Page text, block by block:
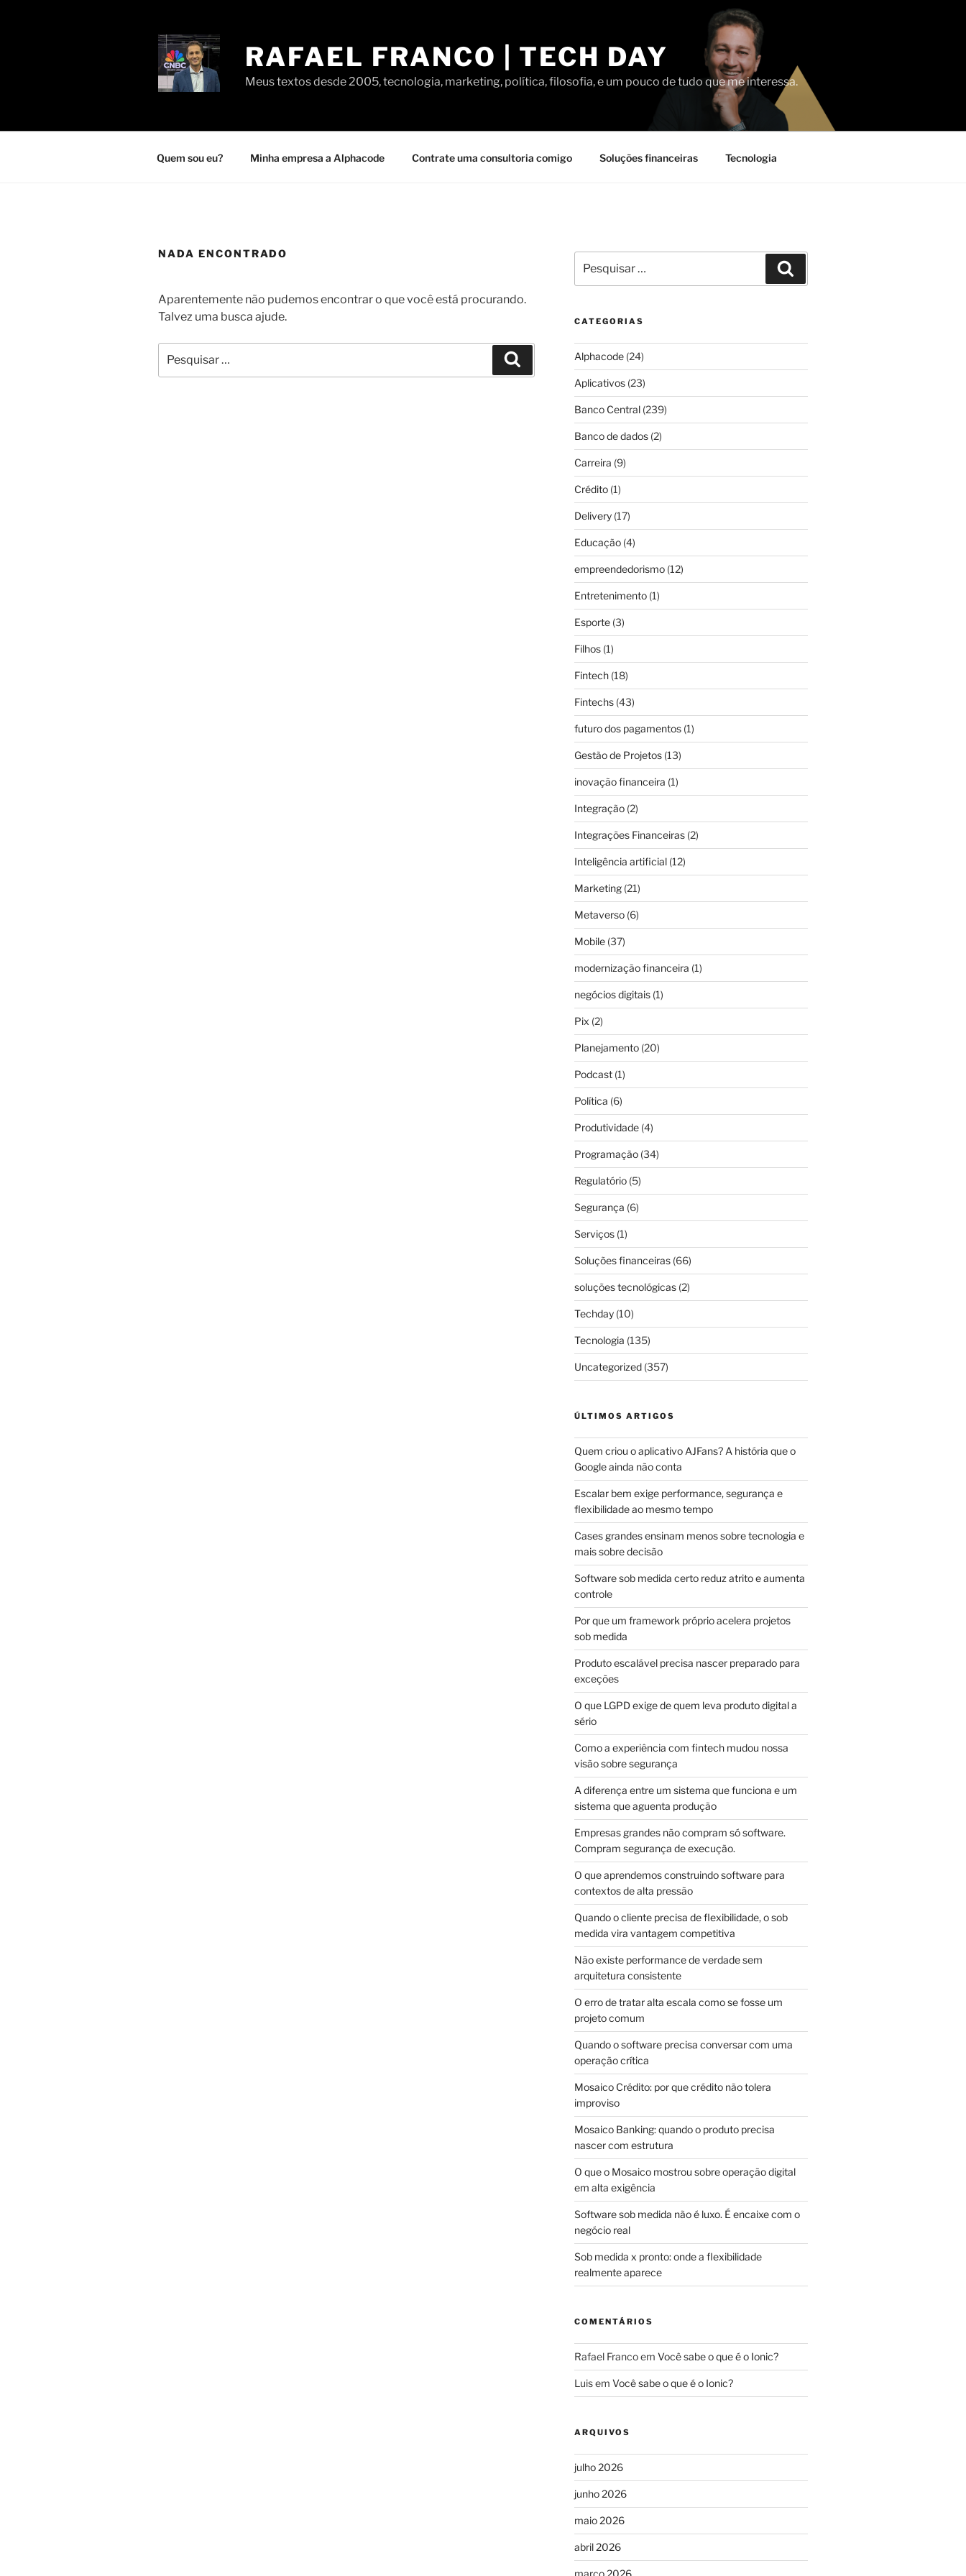
RAFAEL FRANCO | TECH DAY
Meus textos desde 2005, tecnologia, marketing, política, filosofia, e um pouco de tudo que me interessa.
Quem sou eu? Minha empresa a Alphacode Contrate uma consultoria comigo Soluções financeiras Tecnologia
NADA ENCONTRADO
Aparentemente não pudemos encontrar o que você está procurando.
Talvez uma busca ajude.
por:
Pesquisar
por:
CATEGORIAS
Alphacode(24)
Aplicativos(23)
Banco Central(239)
Banco de dados(2)
Carreira (9)
Crédito(1)
Delivery(17)
Educação(4)
empreendedorismo(12)
Entretenimento(1)
Esporte(3)
Filhos(1)
Fintech(18)
Fintechs(43)
futuro dos pagamentos(1)
Gestão de Projetos(13)
inovação financeira (1)
Integração(2)
Integrações Financeiras(2)
Inteligência artificial(12)
Marketing(21)
Metaverso(6)
Mobile(37)
modernização financeira (1)
negócios digitais(1)
Pix (2)
Planejamento(20)
Podcast(1)
Política (6)
Produtividade(4)
Programação(34)
Regulatório(5)
Segurança (6)
Serviços(1)
Soluções financeiras(66)
soluções tecnológicas(2)
Techday(10)
Tecnologia (135)
Uncategorized(357)
ÚLTIMOS ARTIGOS
Quem criou o aplicativo AJFans? A história que o
Google ainda não conta
Escalar bem exige performance, segurança e
flexibilidade ao mesmo tempo
Cases grandes ensinam menos sobre tecnologia e
mais sobre decisão
Software sob medida certo reduz atrito e aumenta
controle
Por que um framework próprio acelera projetos
sob medida
Produto escalável precisa nascer preparado para
exceções
O que LGPD exige de quem leva produto digital a
sério
Como a experiência com fintech mudou nossa
visão sobre segurança
A diferença entre um sistema que funciona e um
sistema que aguenta produção
Empresas grandes não compram só software.
Compram segurança de execução.
O que aprendemos construindo software para
contextos de alta pressão
Quando o cliente precisa de flexibilidade, o sob
medida vira vantagem competitiva
Não existe performance de verdade sem
arquitetura consistente
O erro de tratar alta escala como se fosse um
projeto comum
Quando o software precisa conversar com uma
operação crítica
Mosaico Crédito: por que crédito não tolera
improviso
Mosaico Banking: quando o produto precisa
nascer com estrutura
O que o Mosaico mostrou sobre operação digital
em alta exigência
Software sob medida não é luxo. É encaixe com o
negócio real
Sob medida x pronto: onde a flexibilidade
realmente aparece
COMENTÁRIOS
Rafael Francoem Você sabe o que é o Ionic?
Luisem Você sabe o que é o Ionic?
ARQUIVOS
julho 2026
junho 2026
maio 2026
abril 2026